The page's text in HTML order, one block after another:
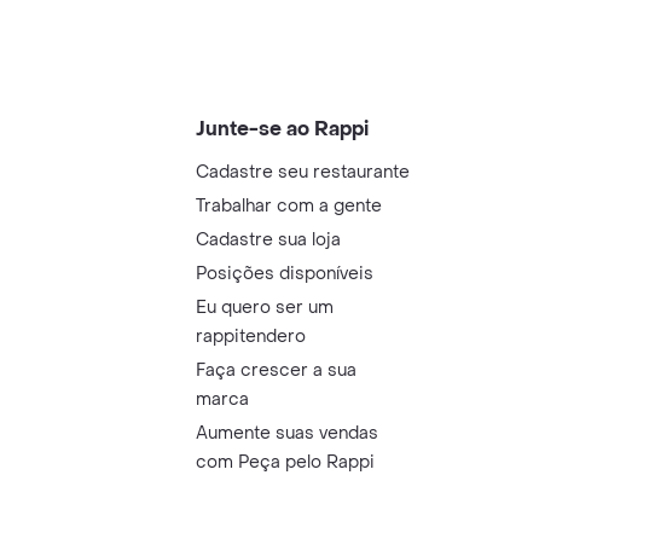
Junte-se ao Rappi
Cadastre seu restaurante
Trabalhar com a gente
Cadastre sua loja
Posições disponíveis
Eu quero ser um
rappitendero
Faça crescer a sua
marca
Aumente suas vendas
com Peça pelo Rappi